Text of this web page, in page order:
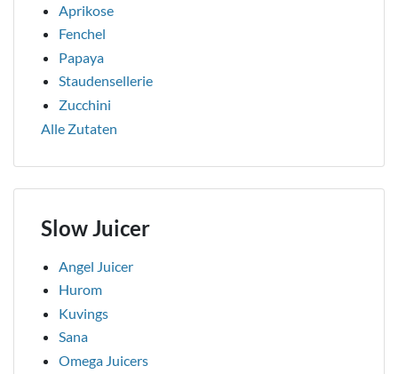
Aprikose
Fenchel
Papaya
Staudensellerie
Zucchini
Alle Zutaten
Slow Juicer
Angel Juicer
Hurom
Kuvings
Sana
Omega Juicers